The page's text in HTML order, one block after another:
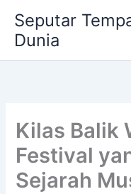
content
Seputar
Dunia
Kilas Balik
Festival
Sejarah